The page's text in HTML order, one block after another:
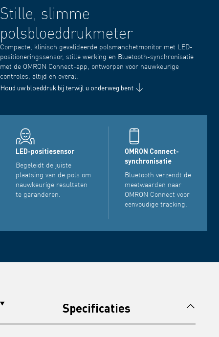
Stille, slimme
polsbloeddrukmeter
Compacte, klinisch gevalideerde polsmanchetmonitor met LED-
positioneringssensor, stille werking en Bluetooth-synchronisatie
met de OMRON Connect-app, ontworpen voor nauwkeurige
controles, altijd en overal.
Houd uw bloeddruk bij terwijl u onderweg bent
LED-positiesensor
Begeleidt de juiste
plaatsing van de pols om
nauwkeurige resultaten
te garanderen.
OMRON Connect-
synchronisatie
Bluetooth verzendt de
meetwaarden naar
OMRON Connect voor
eenvoudige tracking.
Specificaties